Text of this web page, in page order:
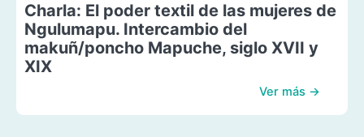
Charla: El poder textil de las mujeres de
Ngulumapu. Intercambio del
makuñ/poncho Mapuche, siglo XVII y
XIX
Ver más →